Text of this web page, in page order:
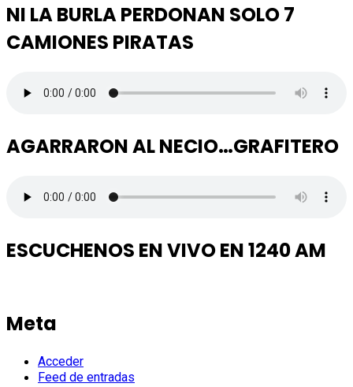
NI LA BURLA PERDONAN SOLO 7
CAMIONES PIRATAS
AGARRARON AL NECIO…GRAFITERO
ESCUCHENOS EN VIVO EN 1240 AM
Meta
Acceder
Feed de entradas